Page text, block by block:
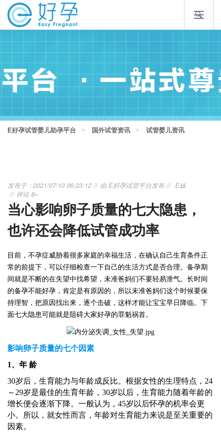
E好孕试管婴儿助孕平台 国外试管资讯 试管婴儿资讯
发布于：2021/07/10 06:23:12 由E好孕试管平台发布
E妹
评论 8»
当心影响卵子质量的七大隐患，
也许还会降低试管成功率
目前，不孕症威胁着很多家庭的幸福生活，在确认自己生育条件正
常的前提下，可以仔细检查一下自己的生活方式是否合理。备孕期
间就是不断的在失望中找希望，未准爸妈们不要轻易泄气。长时间
的备孕不能好孕，肯定是有原因的，所以未准爸妈们这个时候要保
持理智，把原因找出来，逐个击破，这样才能让宝宝早日降临。下
面七大隐患可能就是阻碍大家好孕的罪魁祸首。
影响卵子质量的七个因素
1、 年 龄
30岁后，生育能力与年龄成反比。根据女性的生理特点，24
～29岁是最佳的生育年龄，30岁以后，生育能力随着年龄的
增长便会逐渐下降。一般认为，45岁以后怀孕的机率会更
小。所以，就女性而言，年龄对生育能力来说是至关重要的
因素。